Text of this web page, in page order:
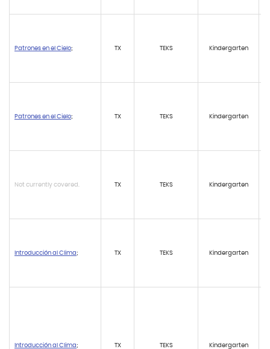
Patrones en el Cielo; TX TEKS Kindergarten
Patrones en el Cielo; TX TEKS Kindergarten
Not currently covered. TX TEKS Kindergarten
Introducción al Clima; TX TEKS Kindergarten
Introducción al Clima; TX TEKS Kindergarten